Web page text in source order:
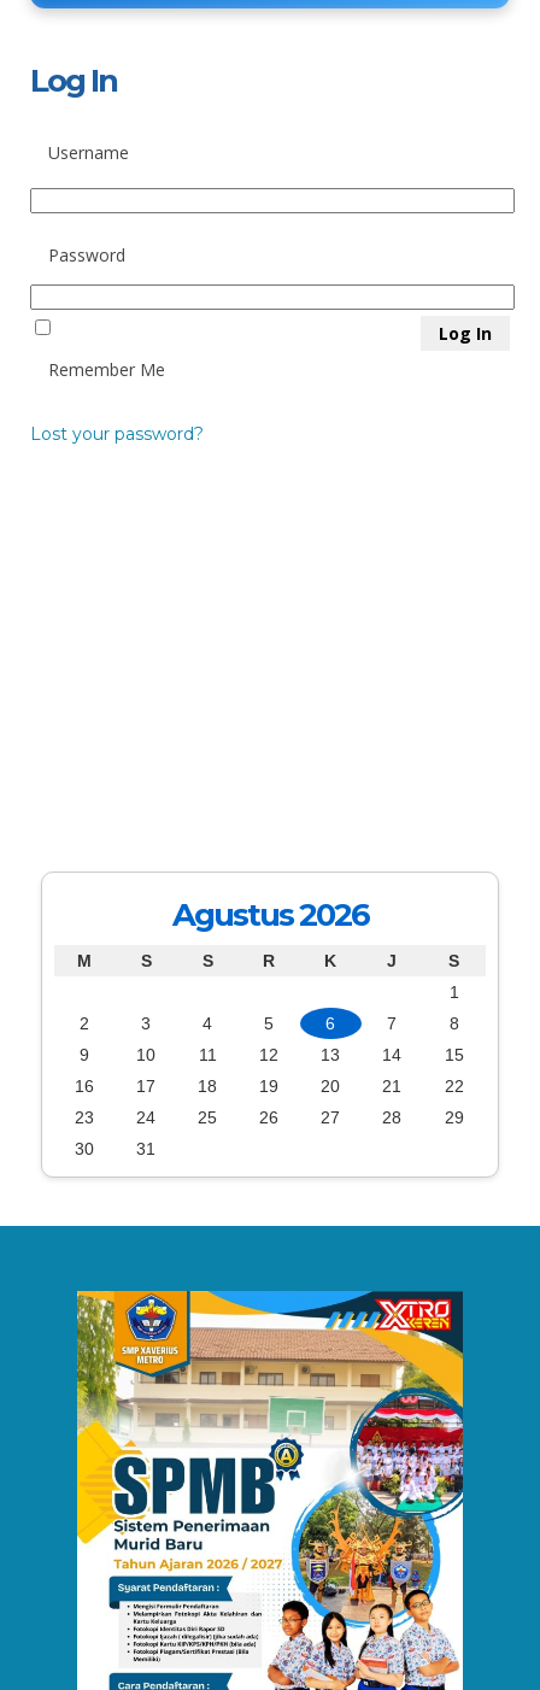
Log In
Username
Password
Remember Me
Lost your password?
Agustus 2026
M S S R K J
S
1
2
3 4 5 6 7
8
9
10 11 12 13 14
15
16
17 18 19 20 21
22
23
24 25 26 27 28
29
30
31